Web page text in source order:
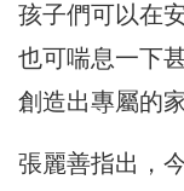
孩子們可以在
也可喘息一下
創造出專屬的
張麗善指出，